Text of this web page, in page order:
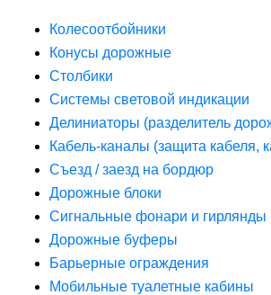
Колесоотбойники
Конусы дорожные
Столбики
Системы световой индикации
Делиниаторы (разделитель
Кабель-каналы (защита кабеля,
Съезд / заезд на бордюр
Дорожные блоки
Сигнальные фонари и гирлянды
Дорожные буферы
Барьерные ограждения
Мобильные туалетные кабины